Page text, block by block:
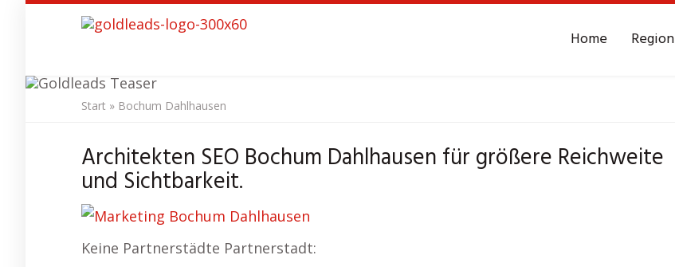
content
Home Region
SEO Agentur Bochum Dahlhausen
Start » Bochum Dahlhausen
Architekten SEO Bochum Dahlhausen für größere Reichweite
und Sichtbarkeit.
Keine Partnerstädte Partnerstadt: